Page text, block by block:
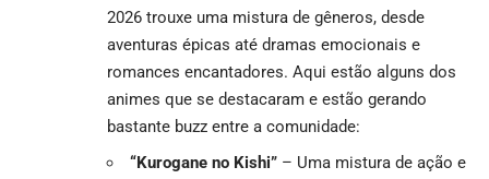
2026 trouxe uma mistura de gêneros, desde
aventuras épicas até dramas emocionais e
romances encantadores. Aqui estão alguns dos
animes que se destacaram e estão gerando
bastante buzz entre a comunidade:
“Kurogane no Kishi” – Uma mistura de ação e